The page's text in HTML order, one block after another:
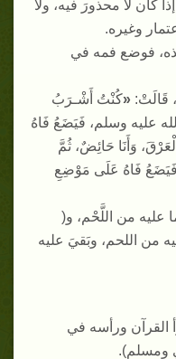
إذا كان لا محذورَ فيه، ولَا
وغيره.
فوضع فمه في
قَالَتْ:
«كُنْتُ أَشْـرَبُ
عليه وسلم، فَيَضَعُ فَاهُ
وَأَنَا حَائِضٌ، ثُمَّ
فَيَضَعُ فَاهُ عَلَى مَوْضِعِ
عليه من اللَّحْم، و(
من اللحم، وبَقيَ عليه
القرآن ورأسه في
ومسلم).